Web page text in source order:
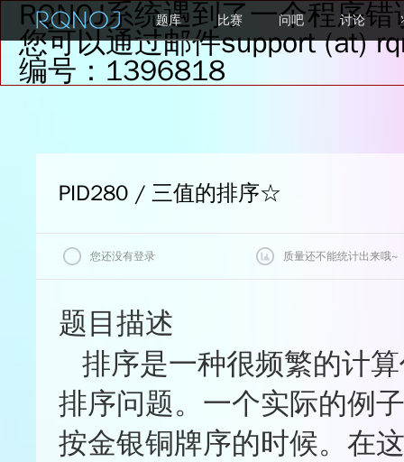
RQNOJ系统遇到了一个程序错
您可以通过邮件support (at)
编号：1396818
题库 比赛 问吧 讨论
PID280 / 三值的排序☆
您还没有登录
查看最后一次评测记录
质量还不能统计出来哦~
★★★★★
★★★★☆
★★★☆☆
★★☆☆☆
★☆☆☆☆
0%
0%
0%
0%
0%
题目描述
排序是一种很频繁的计
排序问题。一个实际的例
按金银铜牌序的时候。在